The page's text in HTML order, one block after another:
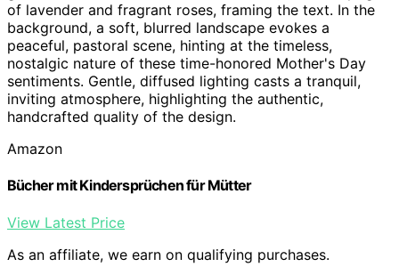
Amazon
Bücher mit Kindersprüchen für Mütter
View Latest Price
As an affiliate, we earn on qualifying purchases.